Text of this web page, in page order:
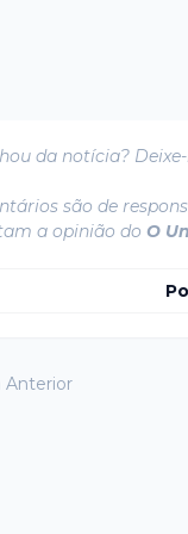
da notícia?
são de
a opinião do O
Anterior